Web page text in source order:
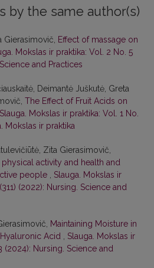
by the same author(s)
Gierasimovič, Effect of massage on
Mokslas ir praktika: Vol. 2 No. 5
and Practices
Deimantė Juškutė, Greta
The Effect of Fruit Acids on
Slauga. Mokslas ir praktika: Vol. 1 No.
Mokslas ir praktika
Zita Gierasimovič,
activity and health and
people , Slauga. Mokslas ir
(2022): Nursing. Science and
Maintaining Moisture in
Acid , Slauga. Mokslas ir
(2024): Nursing. Science and